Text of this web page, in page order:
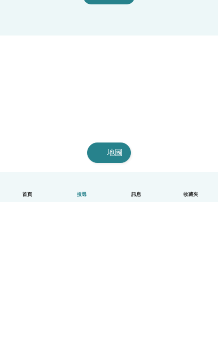
首頁 搜尋 訊息 收藏夾
地圖